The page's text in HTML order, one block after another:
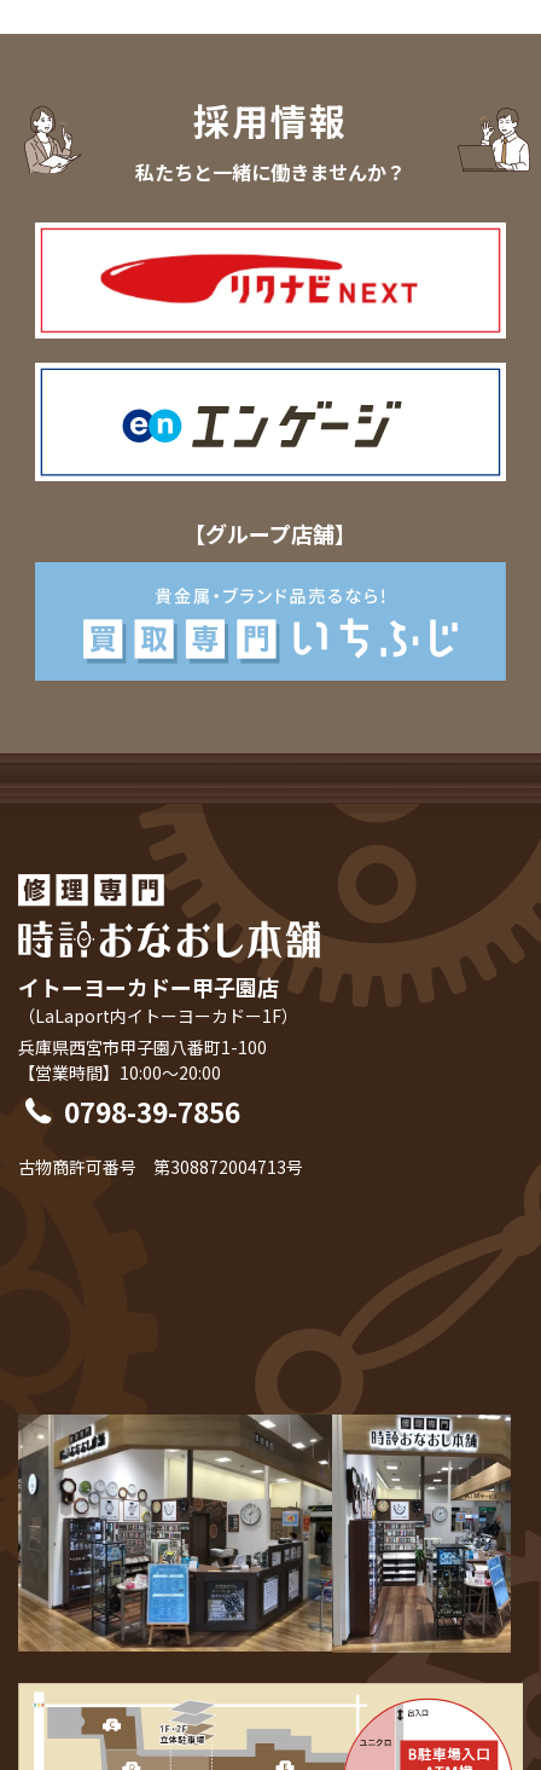
採用情報
私たちと一緒に働きませんか？
【グループ店舗】
イトーヨーカドー甲子園店
（LaLaport内イトーヨーカドー1F）
兵庫県西宮市甲子園八番町1-100
【営業時間】10:00～20:00
0798-39-7856
古物商許可番号 第308872004713号